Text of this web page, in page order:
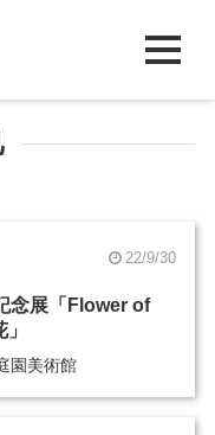
22/9/30
念展「Flower of
園美術館